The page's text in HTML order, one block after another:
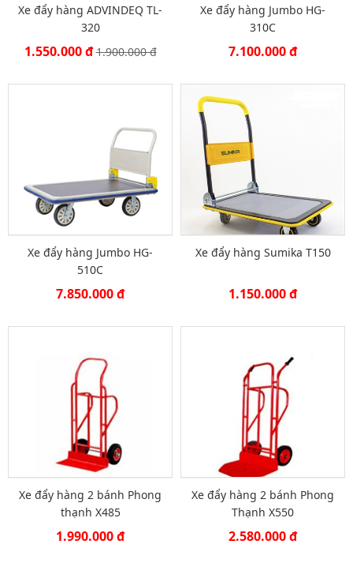
Xe đẩy hàng ADVINDEQ TL-
320
1.550.000 đ1.900.000 đ
Xe đẩy hàng Jumbo HG-
310C
7.100.000 đ
Xe đẩy hàng Jumbo HG-
510C
7.850.000 đ
Xe đẩy hàng Sumika T150
1.150.000 đ
Xe đẩy hàng 2 bánh Phong
thạnh X485
1.990.000 đ
Xe đẩy hàng 2 bánh Phong
Thạnh X550
2.580.000 đ